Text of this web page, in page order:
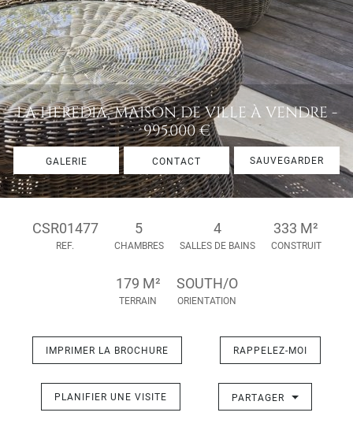
LA HEREDIA, MAISON DE VILLE À VENDRE -
995.000 €
GALERIE CONTACT SAUVEGARDER
CSR01477
REF.
5
CHAMBRES
4
SALLES DE BAINS
333 M²
CONSTRUIT
179 M²
TERRAIN
SOUTH/O
ORIENTATION
IMPRIMER LA BROCHURE RAPPELEZ-MOI
PLANIFIER UNE VISITE PARTAGER